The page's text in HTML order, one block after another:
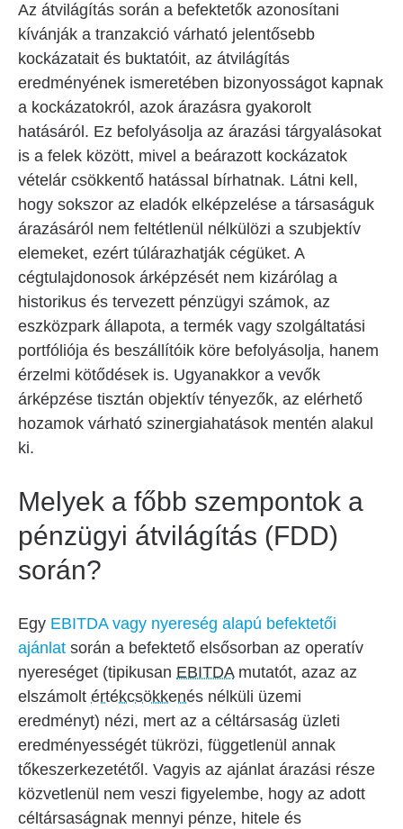
Az átvilágítás során a befektetők azonosítani
kívánják a tranzakció várható jelentősebb
kockázatait és buktatóit, az átvilágítás
eredményének ismeretében bizonyosságot kapnak
a kockázatokról, azok árazásra gyakorolt
hatásáról. Ez befolyásolja az árazási tárgyalásokat
is a felek között, mivel a beárazott kockázatok
vételár csökkentő hatással bírhatnak. Látni kell,
hogy sokszor az eladók elképzelése a társaságuk
árazásáról nem feltétlenül nélkülözi a szubjektív
elemeket, ezért túlárazhatják cégüket. A
cégtulajdonosok árképzését nem kizárólag a
historikus és tervezett pénzügyi számok, az
eszközpark állapota, a termék vagy szolgáltatási
portfóliója és beszállítóik köre befolyásolja, hanem
érzelmi kötődések is. Ugyanakkor a vevők
árképzése tisztán objektív tényezők, az elérhető
hozamok várható szinergiahatások mentén alakul
ki.
Melyek a főbb szempontok a
pénzügyi átvilágítás (FDD)
során?
Egy EBITDA vagy nyereség alapú befektetői
ajánlat során a befektető elsősorban az operatív
nyereséget (tipikusan EBITDAmutatót, azaz az
elszámolt értékcsökkenés nélküli üzemi
eredményt) nézi, mert az a céltársaság üzleti
eredményességét tükrözi, függetlenül annak
tőkeszerkezetétől. Vagyis az ajánlat árazási része
közvetlenül nem veszi figyelembe, hogy az adott
céltársaságnak mennyi pénze, hitele és